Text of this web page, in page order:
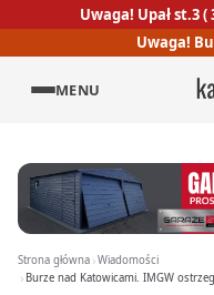
Uwaga! Upał st.3
Uwaga!
MENU
Strona główna Wiadomości
Burze nad Katowicami. IMGW